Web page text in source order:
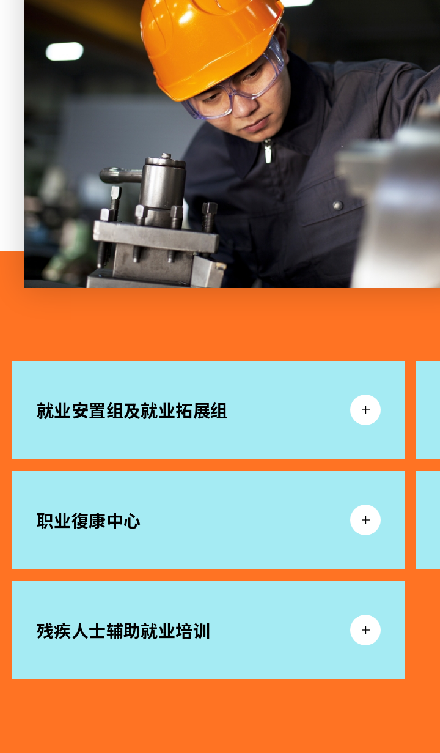
就业安置组及就业拓展组
职业復康中心
残疾人士辅助就业培训